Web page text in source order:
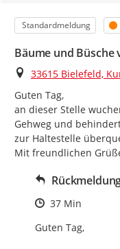
Kategorie
Standardmeldung
Bäume und Büsche
Ort
33615 Bielefeld,
Guten Tag,
an dieser Stelle
Gehweg und
zur Haltestelle
Mit freundlichen
Zeitpunkt des
37 Min
Guten Tag,